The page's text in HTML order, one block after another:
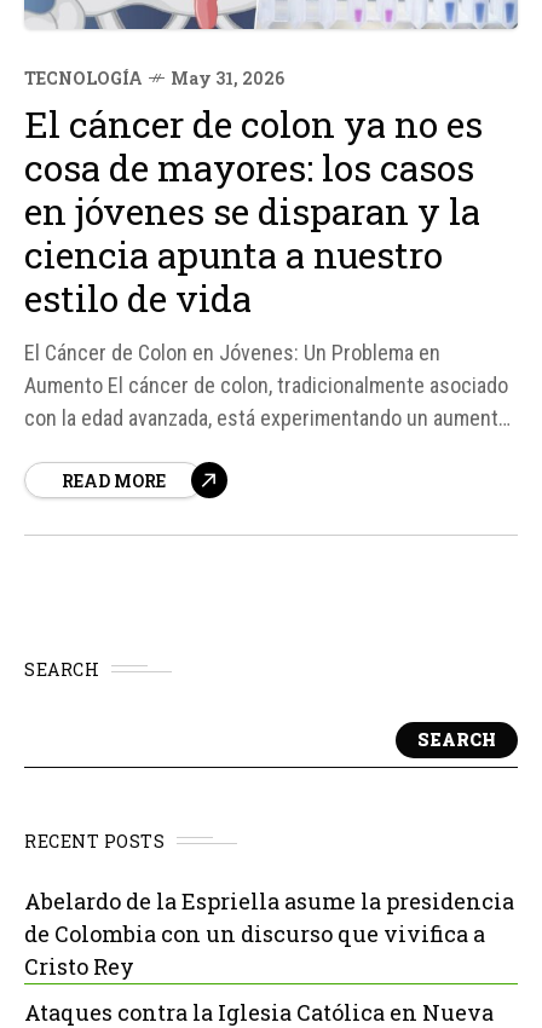
TECNOLOGÍA May 31, 2026
El cáncer de colon ya no es
cosa de mayores: los casos
en jóvenes se disparan y la
ciencia apunta a nuestro
estilo de vida
El Cáncer de Colon en Jóvenes: Un Problema en
Aumento El cáncer de colon, tradicionalmente asociado
con la edad avanzada, está experimentando un aumento
este tipo de cáncer está creciendo a un ritmo cuatro
READ MORE
SEARCH
SEARCH
RECENT POSTS
Abelardo de la Espriella asume la presidencia
de Colombia con un discurso que vivifica a
Cristo Rey
Ataques contra la Iglesia Católica en Nueva